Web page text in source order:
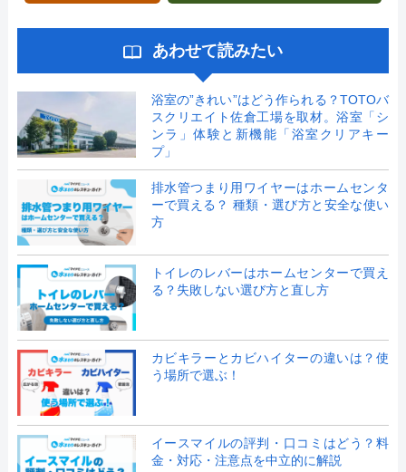
あわせて読みたい
浴室の”きれい”はどう作られる？TOTOバ
スクリエイト佐倉工場を取材。浴室「シ
ンラ」体験と新機能「浴室クリアキー
プ」
排水管つまり用ワイヤーはホームセンタ
ーで買える？ 種類・選び方と安全な使い
方
トイレのレバーはホームセンターで買え
る？失敗しない選び方と直し方
カビキラーとカビハイターの違いは？使
う場所で選ぶ！
イースマイルの評判・口コミはどう？料
金・対応・注意点を中立的に解説